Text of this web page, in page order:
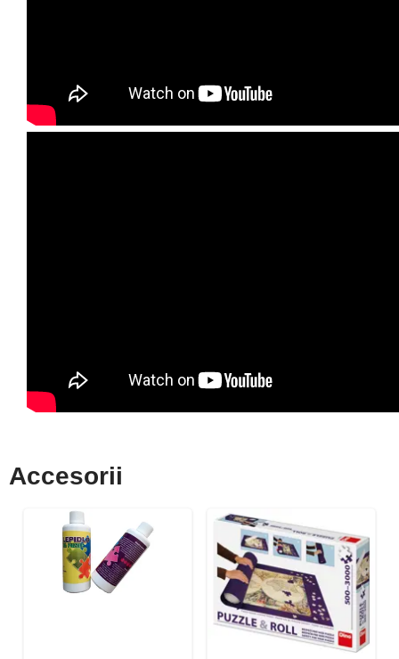
Accesorii